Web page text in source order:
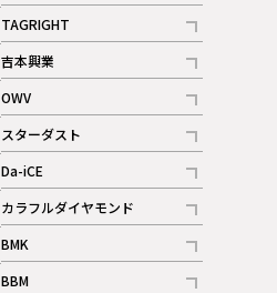
記事
TAGRIGHT
記事
吉本興業
記事
OWV
記事
ギャラリー
スターダスト
記事
Da-iCE
記事
カラフルダイヤモンド
記事
BMK
記事
BBM